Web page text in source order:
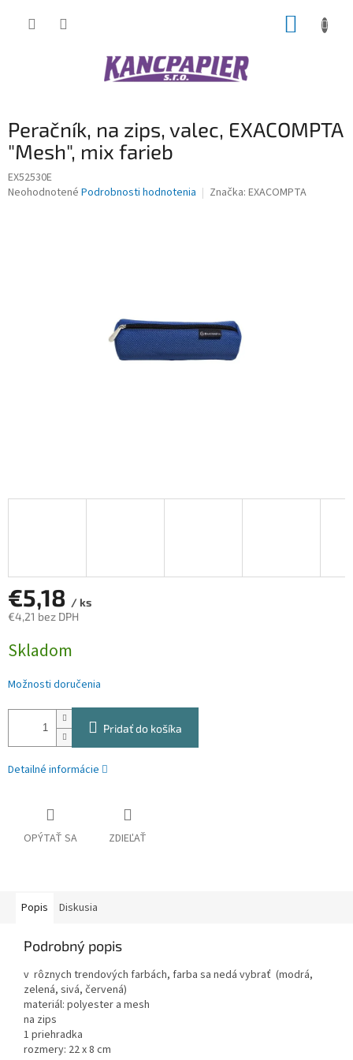
Peračník, na zips, valec, EXACOMPTA
"Mesh", mix farieb
EX52530E
Priemerné
Neohodnotené Podrobnosti hodnotenia Značka: EXACOMPTA
€5,18 / ks
€4,21 bez DPH
cena:
Skladom
Možnosti doručenia
Pridať do košíka
Detailné informácie
OPÝTAŤ SA ZDIEĽAŤ
Popis Diskusia
Podrobný popis
v rôznych trendových farbách, farba sa nedá vybrať (modrá,
zelená, sivá, červená)
materiál: polyester a mesh
na zips
1 priehradka
rozmery: 22 x 8 cm